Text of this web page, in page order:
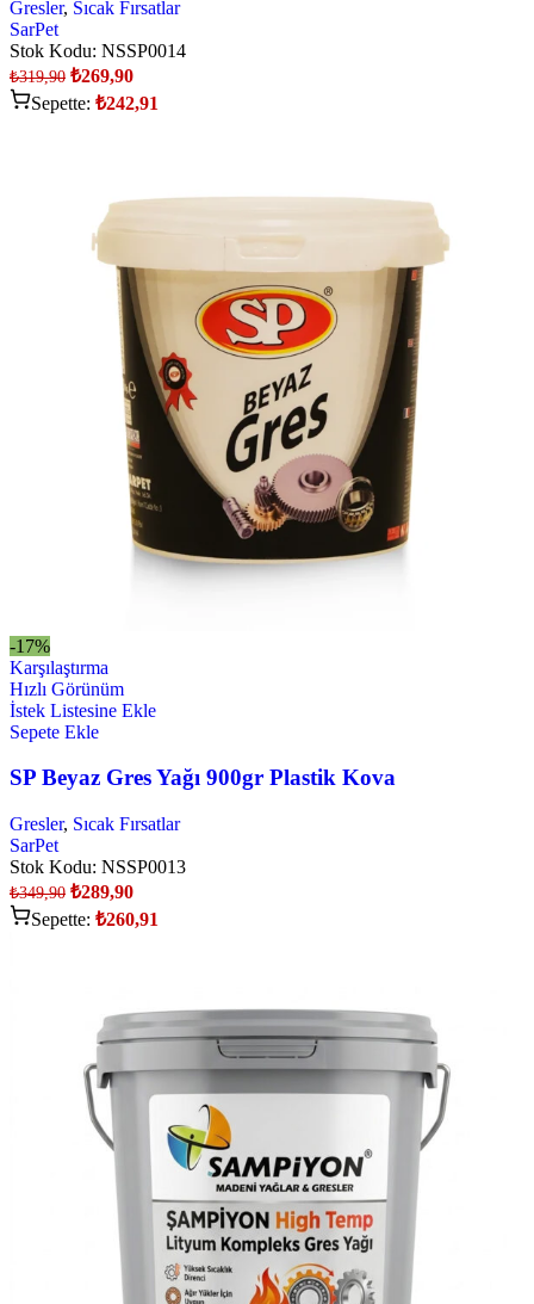
Gresler, Sıcak Fırsatlar
SarPet
Stok Kodu: NSSP0014
₺319,90 ₺269,90
Sepette: ₺242,91
-17%
Karşılaştırma
Hızlı Görünüm
İstek Listesine Ekle
Sepete Ekle
SP Beyaz Gres Yağı 900gr Plastik Kova
Gresler, Sıcak Fırsatlar
SarPet
Stok Kodu: NSSP0013
₺349,90 ₺289,90
Sepette: ₺260,91